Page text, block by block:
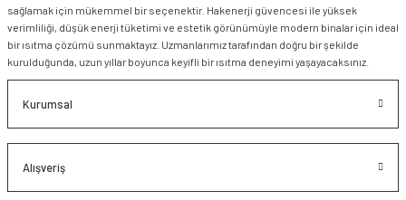
sağlamak için mükemmel bir seçenektir. Hakenerji güvencesi ile yüksek
verimliliği, düşük enerji tüketimi ve estetik görünümüyle modern binalar için ideal
bir ısıtma çözümü sunmaktayız. Uzmanlarımız tarafından doğru bir şekilde
kurulduğunda, uzun yıllar boyunca keyifli bir ısıtma deneyimi yaşayacaksınız.
Kurumsal
Alışveriş